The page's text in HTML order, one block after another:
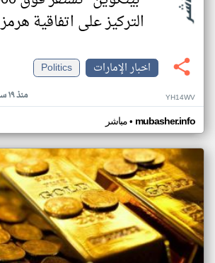
التركيز على اتفاقية هرمز
اخبار الإمارات
Politics
منذ ١٩ ساعة YH14WV
مباشر• mubasher.info